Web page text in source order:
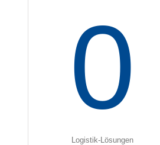
0
Logistik-Lösungen